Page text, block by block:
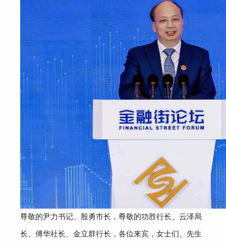
尊敬的尹力书记、殷勇市长，尊敬的功胜行长、云泽局
长、傅华社长、金立群行长，各位来宾，女士们、先生